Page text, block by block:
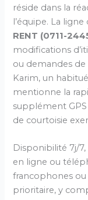
réside dans la
l’équipe. La
RENT (0711-
modifications
ou demandes de
Karim, un
mentionne la
supplément
de courtoisie
Disponibilité 7j/
en ligne ou
francophones
prioritaire, y